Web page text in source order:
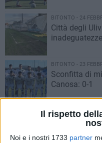
Il rispetto
Noi e i nostri 1733 partner
BITONTO - 24
Città degli
BITONTO - 23
Sconfitta di
Canosa: 0-1
BITONTO - 23
Il Futsal